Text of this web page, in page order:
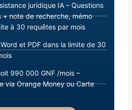
juridique IA – Questions
+ note de recherche, mémo
à 30 requêtes par mois
et PDF dans la limite de 30
990 000 GNF /mois –
via Orange Money ou Carte